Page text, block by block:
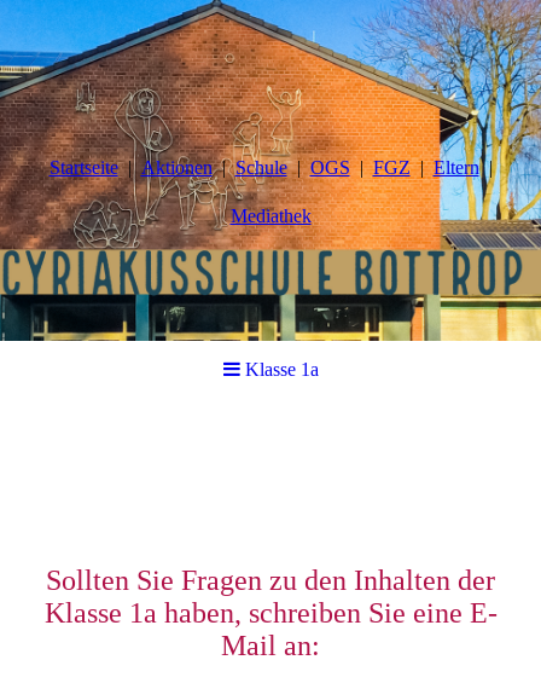
Startseite Aktionen Schule OGS FGZ Eltern
Mediathek
Klasse 1a
Sollten Sie Fragen zu den Inhalten der
Klasse 1a haben, schreiben Sie eine E-
Mail an: